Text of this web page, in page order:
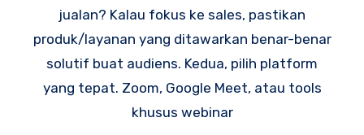
jualan? Kalau fokus ke sales, pastikan
produk/layanan yang ditawarkan benar-benar
solutif buat audiens. Kedua, pilih platform
yang tepat. Zoom, Google Meet, atau tools
khusus webinar